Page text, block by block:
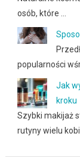
osób, które …
popularności
Jak
kroku
Szybki makijaż
rutyny wielu